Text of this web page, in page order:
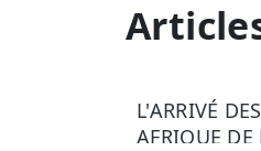
L'ARRIVÉ
AFRIQUE DE